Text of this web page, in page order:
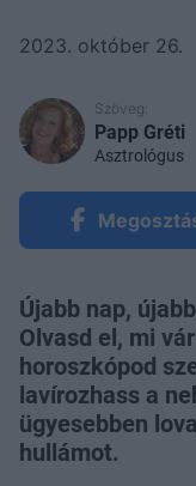
2023. október 26.
Szöveg:
Papp Gréti
Asztrológus
Újabb nap,
Olvasd el, mi
horoszkópod
lavírozhass a
ügyesebben
hullámot.